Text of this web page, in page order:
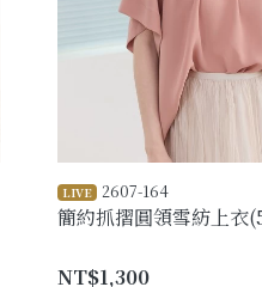
LIVE 2607-164
簡約抓摺圓領雪紡上衣
NT$1,300